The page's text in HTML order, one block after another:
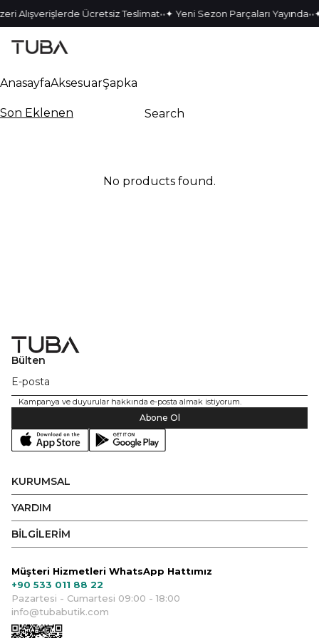
Alışverişlerde Ücretsiz Teslimat••✦ Yeni Sezon Parçaları Yayında••
AnasayfaAksesuarŞapka
Son Eklenen
No products found.
Bülten
Kampanya ve duyurular hakkında e-posta almak istiyorum.
Abone Ol
KURUMSAL
YARDIM
BİLGİLERİM
Müşteri Hizmetleri WhatsApp Hattımız
+90 533 011 88 22
Pazartesi - Cumartesi 09:00 - 18:00
info@tubabutik.com